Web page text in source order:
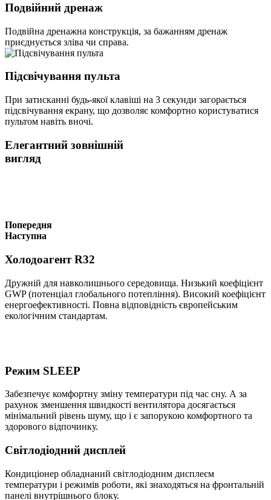
Подвійний дренаж
Подвійна дренажна конструкція, за бажанням дренаж
приєднується зліва чи справа.
Підсвічування пульта
При затисканні будь-якої клавіші на 3 секунди загорається
підсвічування екрану, що дозволяє комфортно користуватися
пультом навіть вночі.
Елегантний зовнішній
вигляд
Попередня
Наступна
Холодоагент R32
Дружній для навколишнього середовища. Низький коефіцієнт
GWP (потенціал глобального потепління). Високий коефіцієнт
енергоефективності. Повна відповідність європейським
екологічним стандартам.
Режим SLEEP
Забезпечує комфортну змiну температури пiд час сну. А за
рахунок зменшення швидкостi вентилятора досягається
мiнiмальний рiвень шуму, що i є запорукою комфортного та
здорового вiдпочинку.
Світлодіодний дисплей
Кондиціонер обладнаний світлодіодним дисплеєм
температури і режимів роботи, які знаходяться на фронтальній
панелі внутрішнього блоку.